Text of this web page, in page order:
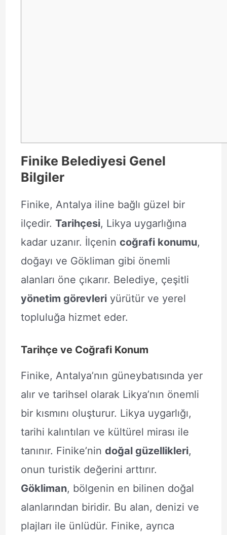
Finike Belediyesi Genel
Bilgiler
Finike, Antalya iline bağlı güzel bir
ilçedir. Tarihçesi, Likya uygarlığına
kadar uzanır. İlçenin coğrafi konumu,
doğayı ve Gökliman gibi önemli
alanları öne çıkarır. Belediye, çeşitli
yönetim görevleriyürütür ve yerel
topluluğa hizmet eder.
Tarihçe ve Coğrafi Konum
Finike, Antalya’nın güneybatısında yer
alır ve tarihsel olarak Likya’nın önemli
bir kısmını oluşturur. Likya uygarlığı,
tarihi kalıntıları ve kültürel mirası ile
tanınır. Finike’nin doğal güzellikleri,
onun turistik değerini arttırır.
Gökliman, bölgenin en bilinen doğal
alanlarından biridir. Bu alan, denizi ve
plajları ile ünlüdür. Finike, ayrıca